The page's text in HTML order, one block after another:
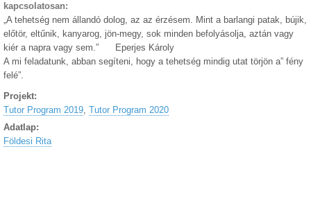
kapcsolatosan:
„A tehetség nem állandó dolog, az az érzésem. Mint a barlangi patak, bújik,
előtör, eltűnik, kanyarog, jön-megy, sok minden befolyásolja, aztán vagy
kiér a napra vagy sem.” Eperjes Károly
A mi feladatunk, abban segíteni, hogy a tehetség mindig utat törjön a” fény
felé”.
Projekt:
Tutor Program 2019, Tutor Program 2020
Adatlap:
Földesi Rita